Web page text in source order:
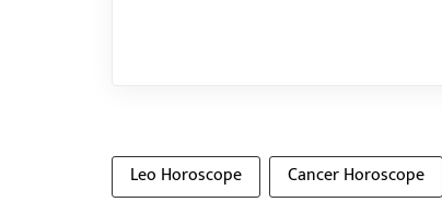
Leo Horoscope Cancer Horoscope